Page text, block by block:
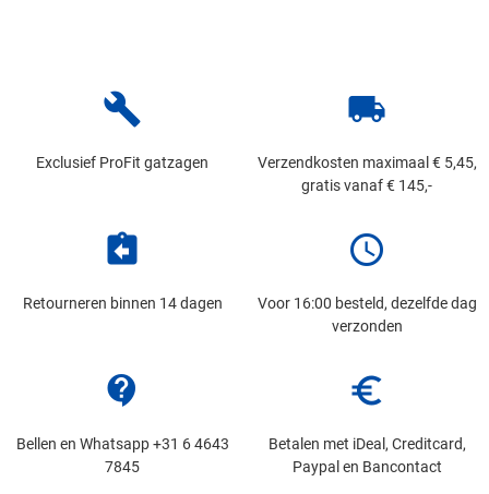
build
Exclusief ProFit gatzagen
local_shipping
Verzendkosten maximaal € 5,45,
gratis vanaf € 145,-
assignment_return
Retourneren binnen 14 dagen
schedule
Voor 16:00 besteld, dezelfde dag
verzonden
contact_support
Bellen en Whatsapp +31 6 4643
7845
euro_symbol
Betalen met iDeal, Creditcard,
Paypal en Bancontact